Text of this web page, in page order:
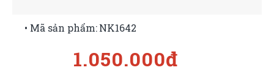
1.050.000đ
• Mã sản phẩm:NK1642